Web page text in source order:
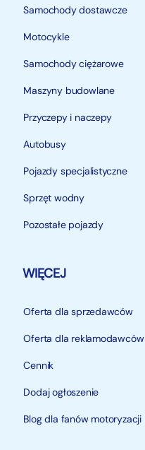
Samochody dostawcze
Motocykle
Samochody ciężarowe
Maszyny budowlane
Przyczepy i naczepy
Autobusy
Pojazdy specjalistyczne
Sprzęt wodny
Pozostałe pojazdy
WIĘCEJ
Oferta dla sprzedawców
Oferta dla reklamodawców
Cennik
Dodaj ogłoszenie
Blog dla fanów motoryzacji